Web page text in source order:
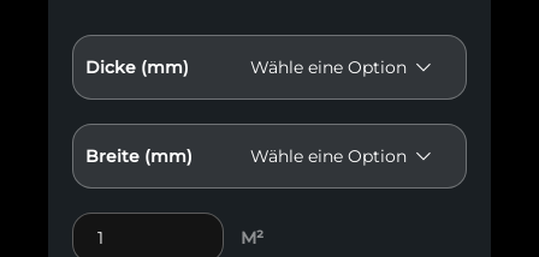
Dicke (mm)
Breite (mm)
Padouk Gesägtes exotisches Holz EP7 Menge
M²